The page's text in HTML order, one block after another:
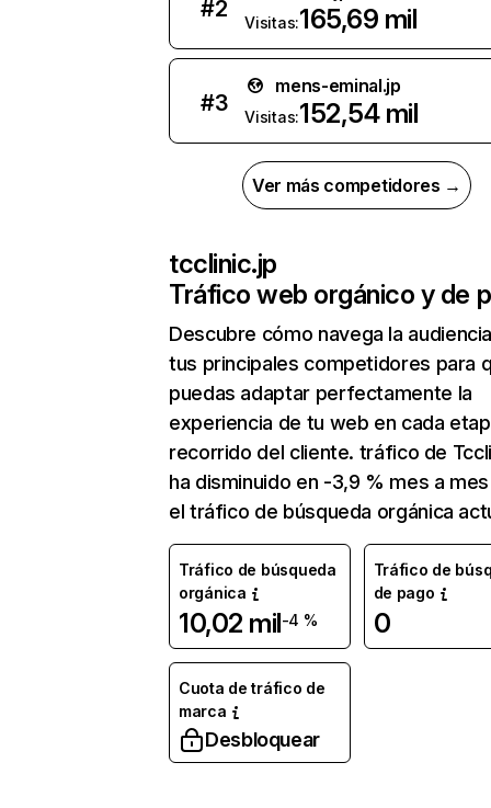
#2
Visitas:165,69 mil
#3
mens-eminal.jp
Visitas:152,54 mil
Ver más competidores →
tcclinic.jp
Tráfico web orgánico y de
Descubre cómo navega la
tus principales competidores para
puedas adaptar perfectamente la
experiencia de tu web en cada
recorrido del cliente. tráfico de
ha disminuido en -3,9 % mes a
el tráfico de búsqueda orgánica
Tráfico de búsqueda
orgánica
10,02 mil-4 %
Tráfico de
de pago
0
Cuota de tráfico de
marca
Desbloquear